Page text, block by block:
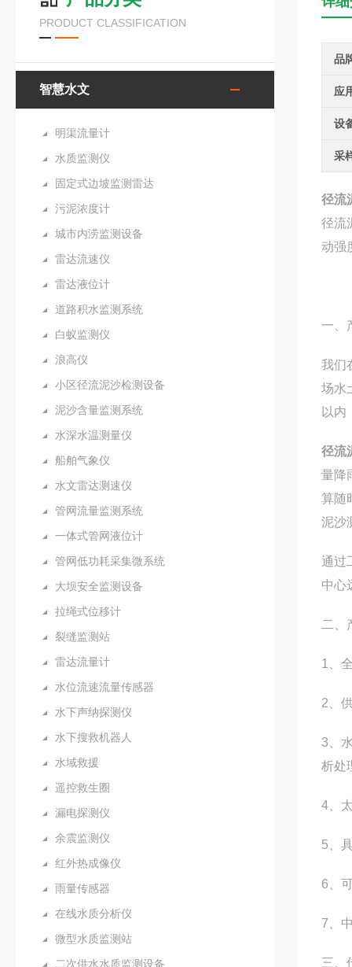
PRODUCT CLASSIFICATION
智慧水文
明渠流量计
水质监测仪
固定式边坡监测雷达
污泥浓度计
城市内涝监测设备
雷达流速仪
雷达液位计
道路积水监测系统
白蚁监测仪
浪高仪
小区径流泥沙检测设备
泥沙含量监测系统
水深水温测量仪
船舶气象仪
水文雷达测速仪
管网流量监测系统
一体式管网液位计
管网低功耗采集微系统
大坝安全监测设备
拉绳式位移计
裂缝监测站
雷达流量计
水位流速流量传感器
水下声纳探测仪
水下搜救机器人
水域救援
遥控救生圈
漏电探测仪
余震监测仪
红外热成像仪
雨量传感器
在线水质分析仪
微型水质监测站
二次供水水质监测设备
品
应
设
采
径流
径流
动强
一、
我们
场水
以内
径流
量降
算随
泥沙
通过
中心
二、
1、
2、
3、
析处
4、
5、
6、
7、
三、